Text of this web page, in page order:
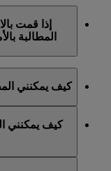
يرجى زيارة هذه
إذا قمت
المطالبة
نعم، يمكن
التي تم القيام
قبل ما يصل
ومع ذلك، فإن
كيف يمكنني
تسجيل الدخول
كيف يمكنني